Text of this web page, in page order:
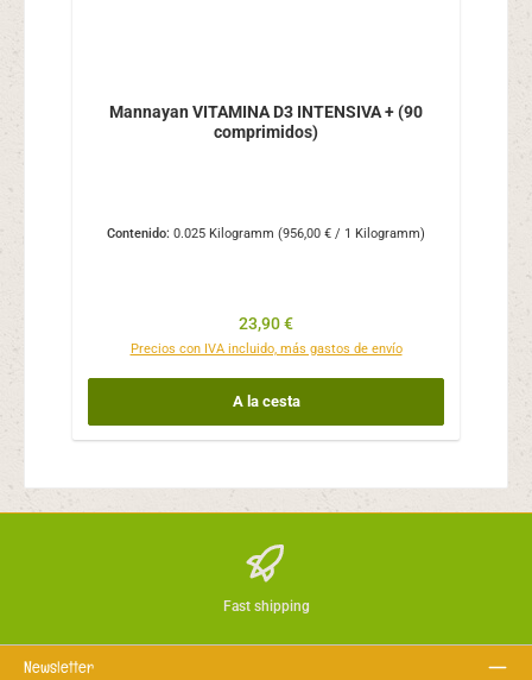
Mannayan VITAMINA D3 INTENSIVA + (90
comprimidos)
Contenido: 0.025 Kilogramm (956,00 € / 1 Kilogramm)
Precio normal:
23,90 €
Precios con IVA incluido, más gastos de envío
A la cesta
Fast shipping
Newsletter